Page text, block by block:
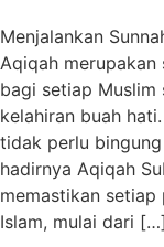
Menjalankan
Aqiqah merupakan
bagi setiap Muslim
kelahiran buah
tidak perlu
hadirnya Aqiqah
memastikan setiap
Islam, mulai dari […]